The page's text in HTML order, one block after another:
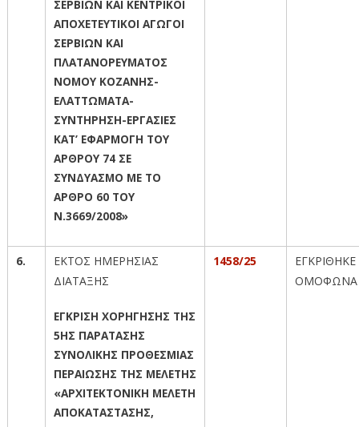
ΣΕΡΒΙΩΝ ΚΑΙ ΚΕΝΤΡΙΚΟΙ
ΑΠΟΧΕΤΕΥΤΙΚΟΙ ΑΓΩΓΟΙ
ΣΕΡΒΙΩΝ ΚΑΙ
ΠΛΑΤΑΝΟΡΕΥΜΑΤΟΣ
ΝΟΜΟΥ ΚΟΖΑΝΗΣ-
ΕΛΑΤΤΩΜΑΤΑ-
ΣΥΝΤΗΡΗΣΗ-ΕΡΓΑΣΙΕΣ
ΚΑΤ’ ΕΦΑΡΜΟΓΗ ΤΟΥ
ΑΡΘΡΟΥ 74 ΣΕ
ΣΥΝΔΥΑΣΜΟ ΜΕ ΤΟ
ΑΡΘΡΟ 60 ΤΟΥ
Ν.3669/2008»
6.
ΕΚΤΟΣ ΗΜΕΡΗΣΙΑΣ
ΔΙΑΤΑΞΗΣ
ΕΓΚΡΙΣΗ ΧΟΡΗΓΗΣΗΣ ΤΗΣ
5ΗΣ ΠΑΡΑΤΑΣΗΣ
ΣΥΝΟΛΙΚΗΣ ΠΡΟΘΕΣΜΙΑΣ
ΠΕΡΑΙΩΣΗΣ ΤΗΣ ΜΕΛΕΤΗΣ
«ΑΡΧΙΤΕΚΤΟΝΙΚΗ ΜΕΛΕΤΗ
ΑΠΟΚΑΤΑΣΤΑΣΗΣ,
1458/25
ΕΓΚΡΙΘΗΚΕ
ΟΜΟΦΩΝΑ